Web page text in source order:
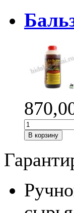
870,
В корзину